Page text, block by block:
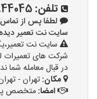
تلفن:
لطفا پس از تماس
سایت نت تعمیر دیده ام و کد
سایت نت
شرکت های تعمیرات
در قبال معامله شما
مکان:تهران -
امضا:متخصص